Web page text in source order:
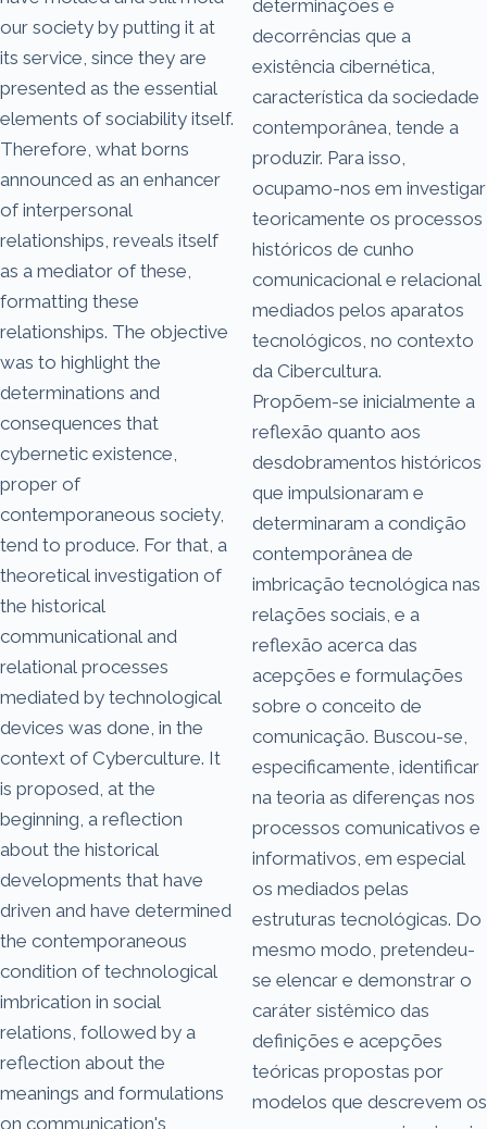
our society by putting it at
its service, since they are
presented as the essential
elements of sociability itself.
Therefore, what borns
announced as an enhancer
of interpersonal
relationships, reveals itself
as a mediator of these,
formatting these
relationships. The objective
was to highlight the
determinations and
consequences that
cybernetic existence,
proper of
contemporaneous society,
tend to produce. For that, a
theoretical investigation of
the historical
communicational and
relational processes
mediated by technological
devices was done, in the
context of Cyberculture. It
is proposed, at the
beginning, a reflection
about the historical
developments that have
driven and have determined
the contemporaneous
condition of technological
imbrication in social
relations, followed by a
reflection about the
meanings and formulations
on communication's
determinações e
decorrências que a
existência cibernética,
característica da sociedade
contemporânea, tende a
produzir. Para isso,
ocupamo-nos em investigar
teoricamente os processos
históricos de cunho
comunicacional e relacional
mediados pelos aparatos
tecnológicos, no contexto
da Cibercultura.
Propõem-se inicialmente a
reflexão quanto aos
desdobramentos históricos
que impulsionaram e
determinaram a condição
contemporânea de
imbricação tecnológica nas
relações sociais, e a
reflexão acerca das
acepções e formulações
sobre o conceito de
comunicação. Buscou-se,
especificamente, identificar
na teoria as diferenças nos
processos comunicativos e
informativos, em especial
os mediados pelas
estruturas tecnológicas. Do
mesmo modo, pretendeu-
se elencar e demonstrar o
caráter sistêmico das
definições e acepções
teóricas propostas por
modelos que descrevem os